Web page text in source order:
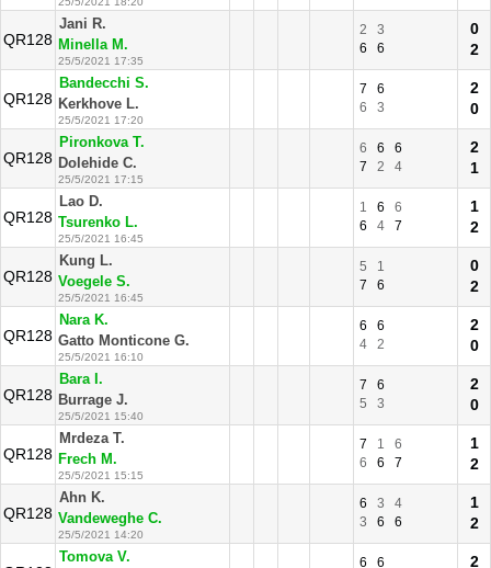
QR128
Jani R.
Minella M.
25/5/2021 17:35
2
3
6
6
0
2
QR128
Bandecchi S.
Kerkhove L.
25/5/2021 17:20
7
6
6
3
2
0
QR128
Pironkova T.
Dolehide C.
25/5/2021 17:15
6 6
6
7
2 4
2
1
QR128
Lao D.
Tsurenko L.
25/5/2021 16:45
1 6
6
6
4 7
1
2
QR128
Kung L.
Voegele S.
25/5/2021 16:45
5
1
7
6
0
2
QR128
Nara K.
Gatto Monticone G.
25/5/2021 16:10
6
6
4
2
2
0
QR128
Bara I.
Burrage J.
25/5/2021 15:40
7
6
5
3
2
0
QR128
Mrdeza T.
Frech M.
25/5/2021 15:15
7 1
6
6
6 7
1
2
QR128
Ahn K.
Vandeweghe C.
25/5/2021 14:20
6 3
4
3
6 6
1
2
Tomova V. 6 6 2